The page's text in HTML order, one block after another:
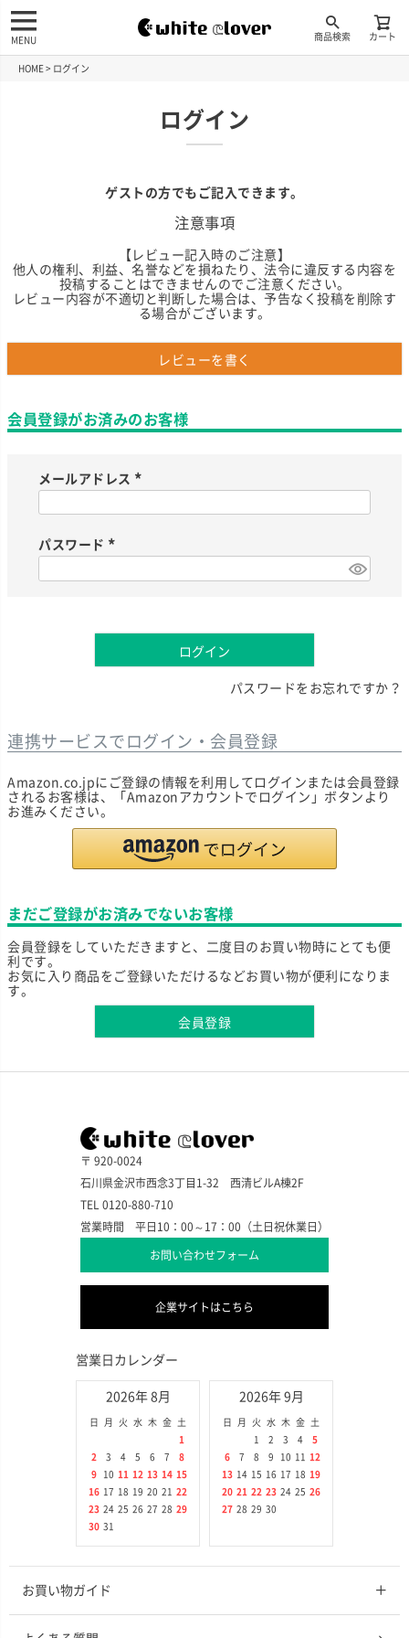
商品検索 カート
MENU
HOME ログイン
ログイン
ゲストの方でもご記入できます。
注意事項
【レビュー記入時のご注意】
他人の権利、利益、名誉などを損ねたり、法令に違反する内容を
投稿することはできませんのでご注意ください。
レビュー内容が不適切と判断した場合は、予告なく投稿を削除す
る場合がございます。
レビューを書く
会員登録がお済みのお客様
メールアドレス
必
パスワード
ログイン
パスワードをお忘れですか？
連携サービスでログイン・会員登録
Amazon.co.jpにご登録の情報を利用してログインまたは会員登録
されるお客様は、「Amazonアカウントでログイン」ボタンより
お進みください。
まだご登録がお済みでないお客様
会員登録をしていただきますと、二度目のお買い物時にとても便
利です。
お気に入り商品をご登録いただけるなどお買い物が便利になりま
す。
会員登録
〒 920-0024
石川県金沢市西念3丁目1-32 西清ビルA棟2F
TEL 0120-880-710
営業時間 平日10：00～17：00（土日祝休業日）
お問い合わせフォーム
企業サイトはこちら
営業日カレンダー
2026年 8月
日 月 火 水 木 金
土
1
2
3 4 5 6 7
8
9
10 11 12 13 14 15
16 17 18 19 20 21
22
23 24 25 26 27 28 29
30 31
2026年 9月
日 月 火 水 木 金
土
1
2 3 4
5
6
7 8 9 10 11
12
13 14 15 16 17 18 19
20 21 22 23 24 25 26
27 28 29 30
お買い物ガイド